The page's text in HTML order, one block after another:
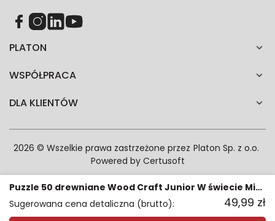
Puzzle 50 drewniane Wood Craft Junior W świecie Minnie 20200
Sugerowana cena detaliczna (brutto):
49,99 zł
PLATON
WSPÓŁPRACA
DLA KLIENTÓW
2026 © Wszelkie prawa zastrzeżone przez Platon Sp. z o.o.
Powered by Certusoft